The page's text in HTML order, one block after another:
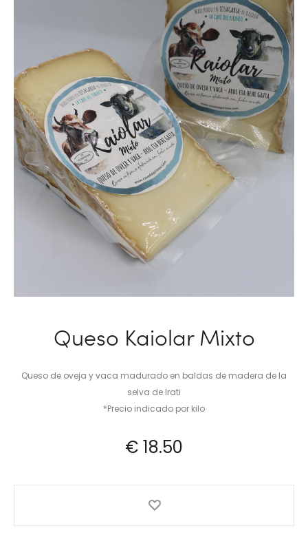
Queso Kaiolar Mixto
Queso de oveja y vaca madurado en baldas de madera de la
selva de Irati
*Precio indicado por kilo
€ 18.50